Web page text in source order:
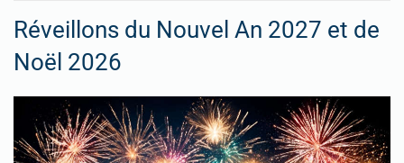
Réveillons du Nouvel An 2027 et de
Noël 2026